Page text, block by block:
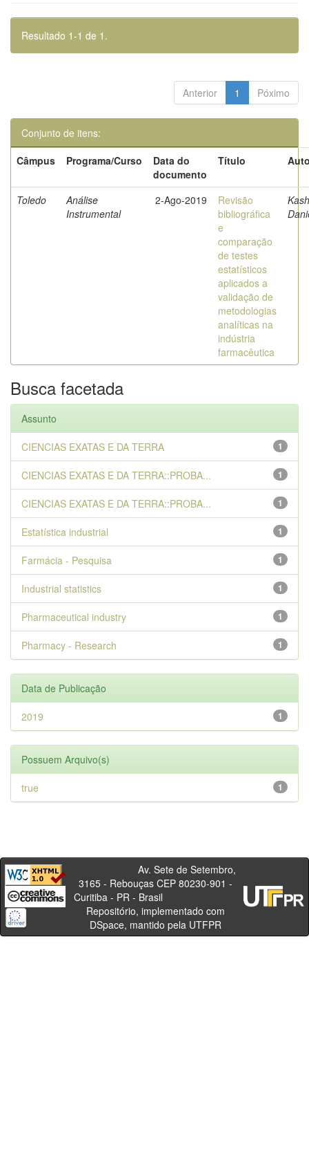
Resultado 1-1 de 1.
Anterior 1 Póximo
Conjunto de itens:
Câmpus
Programa/Curso
Data do
documento
Título
Toledo
Análise
Instrumental
2-Ago-2019
Revisão
bibliográfica
e
comparação
de testes
estatísticos
aplicados a
validação de
metodologias
analíticas na
indústria
farmacêutica
Busca facetada
Assunto
1
CIENCIAS EXATAS E DA TERRA
1
CIENCIAS EXATAS E DA TERRA::PROBA...
1
CIENCIAS EXATAS E DA TERRA::PROBA...
1
Estatística industrial
1
Farmácia - Pesquisa
1
Industrial statistics
1
Pharmaceutical industry
1
Pharmacy - Research
Data de Publicação
1
2019
Possuem Arquivo(s)
1
true
Av. Sete de Setembro,
3165 - Rebouças CEP 80230-901 -
Curitiba - PR - Brasil
Repositório, implementado com
DSpace, mantido pela UTFPR